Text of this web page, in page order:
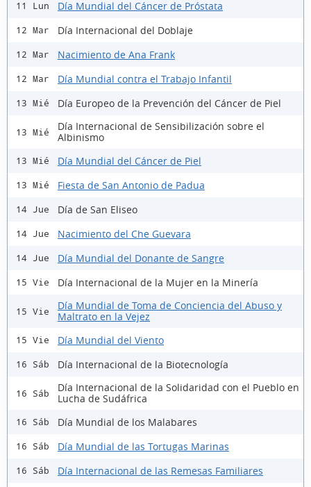
11 Lun Día Mundial del Cáncer de Próstata
12 Mar Día Internacional del Doblaje
12 Mar Nacimiento de Ana Frank
12 Mar Día Mundial contra el Trabajo Infantil
13 Mié Día Europeo de la Prevención del Cáncer de Piel
13 Mié
Día Internacional de Sensibilización sobre el
Albinismo
13 Mié Día Mundial del Cáncer de Piel
13 Mié Fiesta de San Antonio de Padua
14 Jue Día de San Eliseo
14 Jue Nacimiento del Che Guevara
14 Jue Día Mundial del Donante de Sangre
15 Vie Día Internacional de la Mujer en la Minería
15 Vie
Día Mundial de Toma de Conciencia del Abuso y
Maltrato en la Vejez
15 Vie Día Mundial del Viento
16 Sáb Día Internacional de la Biotecnología
16 Sáb
Día Internacional de la Solidaridad con el Pueblo en
Lucha de Sudáfrica
16 Sáb Día Mundial de los Malabares
16 Sáb Día Mundial de las Tortugas Marinas
16 Sáb Día Internacional de las Remesas Familiares